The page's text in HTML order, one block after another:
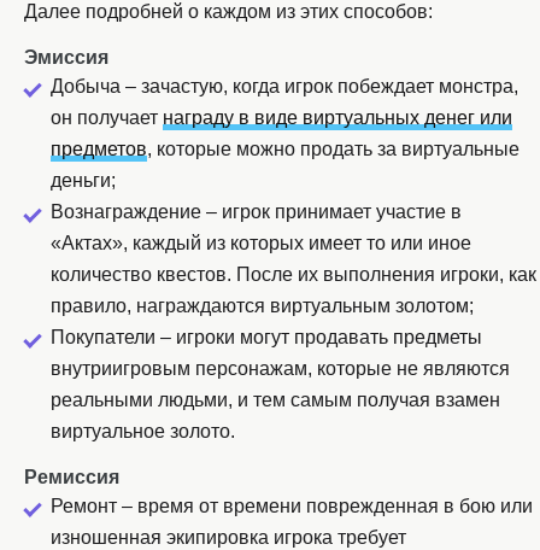
Далее подробней о каждом из этих способов:
Эмиссия
Добыча – зачастую, когда игрок побеждает монстра,
он получает награду в виде виртуальных денег или
предметов, которые можно продать за виртуальные
деньги;
Вознаграждение – игрок принимает участие в
«Актах», каждый из которых имеет то или иное
количество квестов. После их выполнения игроки, как
правило, награждаются виртуальным золотом;
Покупатели – игроки могут продавать предметы
внутриигровым персонажам, которые не являются
реальными людьми, и тем самым получая взамен
виртуальное золото.
Ремиссия
Ремонт ­– время от времени поврежденная в бою или
изношенная экипировка игрока требует